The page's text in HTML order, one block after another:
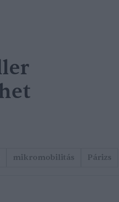
mikromobilitás Párizs